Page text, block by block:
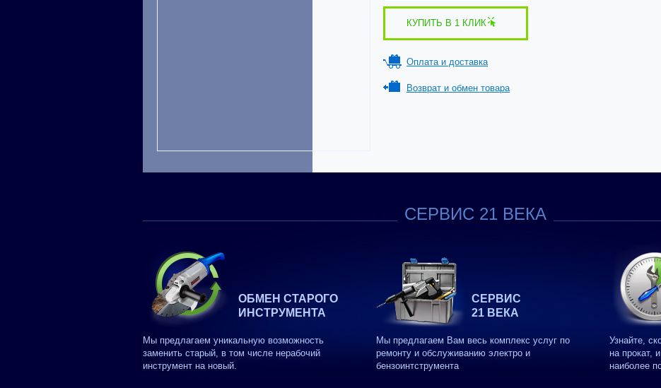
КУПИТЬ В 1 КЛИК
Оплата и доставка
Возврат и обмен товара
СЕРВИС 21 ВЕКА
ОБМЕН СТАРОГО
ИНСТРУМЕНТА
Мы предлагаем уникальную возможность
заменить старый, в том числе нерабочий
инструмент на новый.
СЕРВИС
21 ВЕКА
Мы предлагаем Вам весь комплекс услуг по
ремонту и обслуживанию электро и
бензоинтструмента
Узнайте,
на прокат,
наиболее